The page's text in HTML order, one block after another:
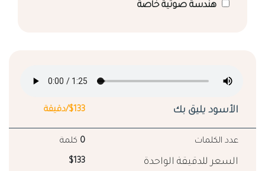
هندسة صوتية خاصة
الأسود يليق بك $133/دقيقة
عدد الكلمات 0 كلمة
السعر للدقيقة الواحدة $133